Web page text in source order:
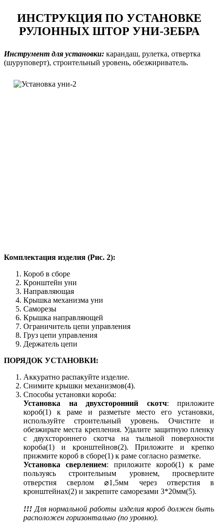
ИНСТРУКЦИЯ ПО УСТАНОВКЕ
РУЛОННЫХ ШТОР УНИ-ЗЕБРА
Инструмент для установки: карандаш, рулетка, отвертка
(шуруповерт), строительный уровень, обезжириватель.
Комплектация изделия (Рис. 2):
Короб в сборе
Кронштейн уни
Направляющая
Крышка механизма уни
Саморезы
Крышка направляющей
Ограничитель цепи управления
Груз цепи управления
Держатель цепи
ПОРЯДОК УСТАНОВКИ:
Аккуратно распакуйте изделие.
Снимите крышки механизмов(4).
Способы установки короба:
Установка на двухсторонний скотч: приложите
короб(1) к раме и разметьте место его установки,
используйте строительный уровень. Очистите и
обезжирьте места крепления. Удалите защитную пленку
с двухстороннего скотча на тыльной поверхности
короба(1) и кронштейнов(2). Приложите и крепко
прижмите короб в сборе(1) к раме согласно разметке.
Установка сверлением: приложите короб(1) к раме
пользуясь строительным уровнем, просверлите
отверстия сверлом ⌀1,5мм через отверстия в
кронштейнах(2) и закрепите саморезами 3*20мм(5).
!!! Для нормальной работы изделия короб должен быть
расположен горизонтально (по уровню).